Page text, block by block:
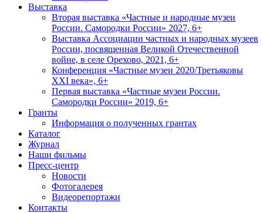
Выставка
Вторая выставка «Частные и народные музеи
России. Самородки России» 2027, 6+
Выставка Ассоциации частных и народных музеев
России, посвященная Великой Отечественной
войне, в селе Орехово, 2021, 6+
Конференция «Частные музеи 2020/Третьяковы
XXI века», 6+
Первая выставка «Частные музеи России.
Самородки России» 2019, 6+
Гранты
Информация о полученных грантах
Каталог
Журнал
Наши фильмы
Пресс-центр
Новости
Фотогалерея
Видеорепортажи
Контакты